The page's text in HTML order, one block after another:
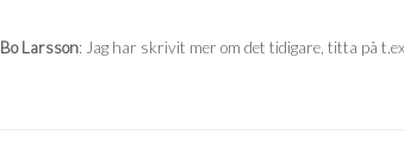
Bo Larsson: Jag har skrivit mer om det tidigare, titta på